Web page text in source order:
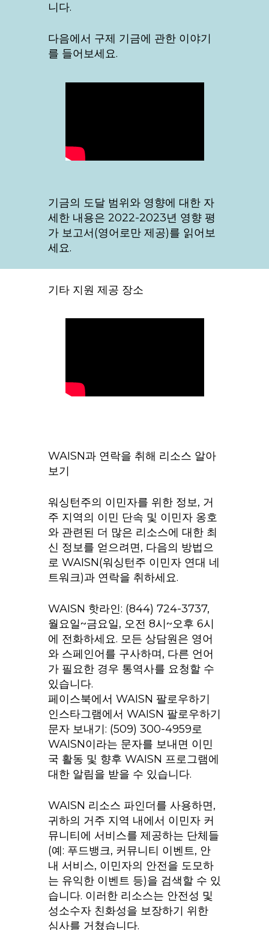
니다.
다음에서 구제 기금에 관한 이야기
를 들어보세요.
기금의 도달 범위와 영향에 대한 자
세한 내용은 2022-2023년 영향 평
가 보고서(영어로만 제공)를 읽어보
세요.
기타 지원 제공 장소
WAISN과 연락을 취해 리소스 알아
보기
워싱턴주의 이민자를 위한 정보, 거
주 지역의 이민 단속 및 이민자 옹호
와 관련된 더 많은 리소스에 대한 최
신 정보를 얻으려면, 다음의 방법으
로 WAISN(워싱턴주 이민자 연대 네
트워크)과 연락을 취하세요.
WAISN 핫라인: (844) 724-3737,
월요일~금요일, 오전 8시~오후 6시
에 전화하세요. 모든 상담원은 영어
와 스페인어를 구사하며, 다른 언어
가 필요한 경우 통역사를 요청할 수
있습니다.
페이스북에서 WAISN 팔로우하기
인스타그램에서 WAISN 팔로우하기
문자 보내기: (509) 300-4959로
WAISN이라는 문자를 보내면 이민
국 활동 및 향후 WAISN 프로그램에
대한 알림을 받을 수 있습니다.
WAISN 리소스 파인더를 사용하면,
귀하의 거주 지역 내에서 이민자 커
뮤니티에 서비스를 제공하는 단체들
(예: 푸드뱅크, 커뮤니티 이벤트, 안
내 서비스, 이민자의 안전을 도모하
는 유익한 이벤트 등)을 검색할 수 있
습니다. 이러한 리소스는 안전성 및
성소수자 친화성을 보장하기 위한
심사를 거쳤습니다.